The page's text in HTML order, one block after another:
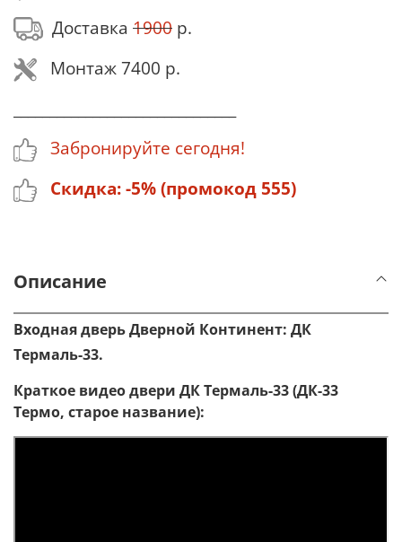
Доставка 1900 р.
Монтаж 7400 р.
Забронируйте сегодня!
Скидка: -5% (промокод 555)
Описание
Входная дверь Дверной Континент: ДК
Термаль-33.
Краткое видео двери ДК Термаль-33 (ДК-33
Термо, старое название):